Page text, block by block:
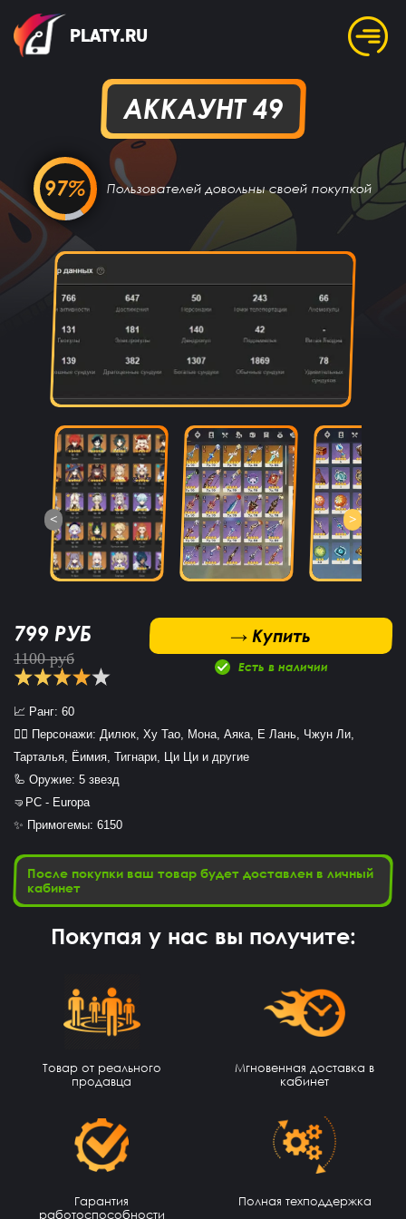
PLATY.RU
АККАУНТ 49
97% Пользователей довольны своей покупкой
< >
799 РУБ
1100 руб
→ Купить
Купить
Есть в наличии
📈 Ранг: 60
🧍‍♀️ Персонажи: Дилюк, Ху Тао, Мона, Аяка, Е Лань, Чжун Ли,
Тарталья, Ёимия, Тигнари, Ци Ци и другие
🦾 Оружие: 5 звезд
🤜PC - Europa
✨ Примогемы: 6150
После покупки ваш товар будет доставлен в личный
кабинет
Покупая у нас вы получите:
Товар от реального
продавца
Мгновенная доставка в
кабинет
Гарантия
работоспособности
Полная техподдержка
Збс, не обман👌
Сайт топ
13 часов назад